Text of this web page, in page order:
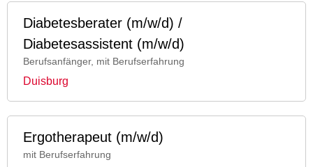
Diabetesberater (m/w/d) /
Diabetesassistent (m/w/d)
Berufsanfänger, mit Berufserfahrung
Duisburg
Ergotherapeut (m/w/d)
mit Berufserfahrung